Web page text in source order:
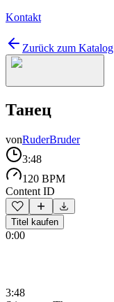
Kontakt
Zurück zum Katalog
Танец
vonRuderBruder
3:48
120 BPM
Content ID
Titel kaufen
0:00
3:48